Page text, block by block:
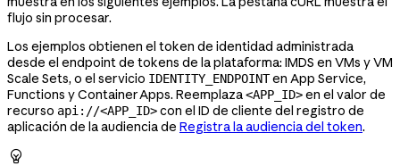
flujo sin procesar.
Los ejemplos obtienen el token de identidad administrada
desde el endpoint de tokens de la plataforma: IMDS en VMs y VM
Scale Sets, o el servicio IDENTITY_ENDPOINTen App Service,
Functions y Container Apps. Reemplaza<APP_ID>en el valor de
recurso api://<APP_ID>con el ID de cliente del registro de
aplicación de la audiencia de Registra la audiencia del token.
